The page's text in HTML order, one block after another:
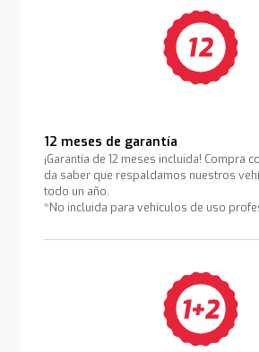
12 meses de garantía
¡Garantía de 12 meses incluida! Compra
da saber que respaldamos nuestros
todo un año.
*No incluida para vehículos de uso